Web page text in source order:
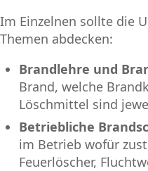
Im Einzelnen sollte die
Themen abdecken:
Brandlehre und
Brand, welche
Löschmittel sind
Betriebliche
im Betrieb wofür
Feuerlöscher,